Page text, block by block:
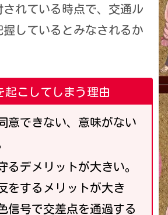
れている時点で、交通ル
握しているとみなされるか
起こしてしまう理由
意できない、意味がない
るデメリットが大きい。
をするメリットが大き
信号で交差点を通過する